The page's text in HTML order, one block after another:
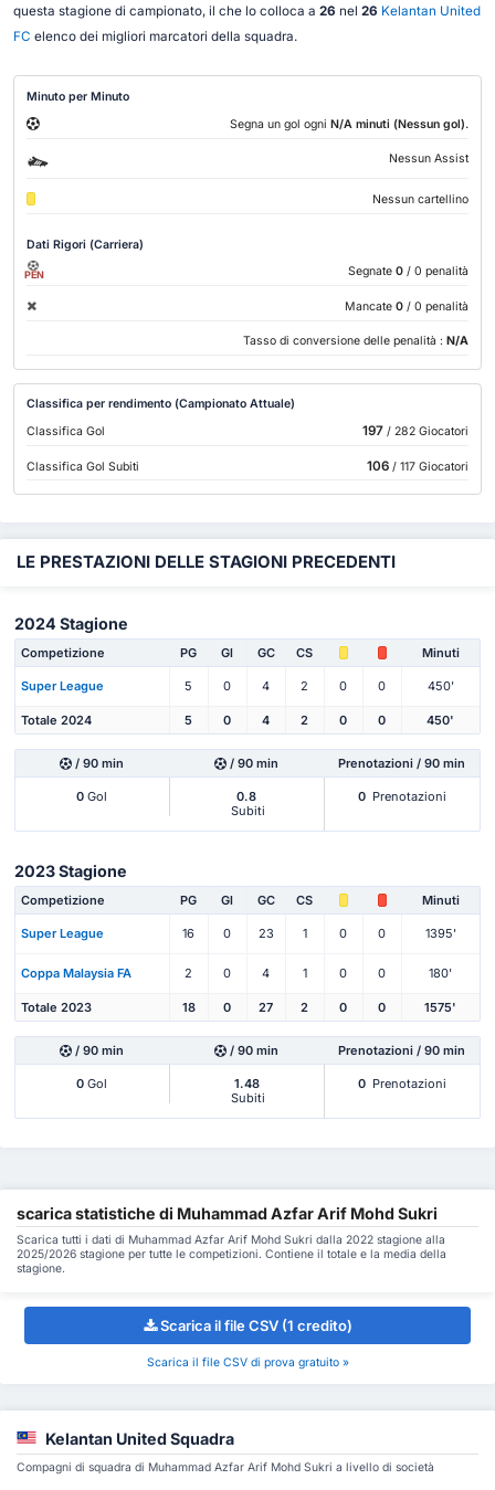
questa stagione di campionato, il che lo colloca a 26 nel 26 Kelantan United
FC elenco dei migliori marcatori della squadra.
Minuto per Minuto
Segna un gol ogni N/A minuti (Nessun gol).
Nessun Assist
Nessun cartellino
Dati Rigori (Carriera)
PEN Segnate 0 / 0 penalità
Mancate 0 / 0 penalità
Tasso di conversione delle penalità : N/A
Classifica per rendimento (Campionato Attuale)
Classifica Gol
197/ 282 Giocatori
Classifica Gol Subiti 106/ 117 Giocatori
LE PRESTAZIONI DELLE STAGIONI PRECEDENTI
2024 Stagione
Competizione PG Gl GC CS Minuti
Super League 5 0 4 2 0 0 450'
Totale 2024 5 0 4 2 0 0 450'
/ 90 min / 90 min Prenotazioni / 90 min
0 Gol
0.8
Subiti
0 Prenotazioni
2023 Stagione
Competizione PG Gl GC CS Minuti
Super League 16 0 23 1 0 0 1395'
Coppa Malaysia FA 2 0 4 1 0 0 180'
Totale 2023 18 0 27 2 0 0 1575'
/ 90 min / 90 min Prenotazioni / 90 min
0 Gol
1.48
Subiti
0 Prenotazioni
scarica statistiche di Muhammad Azfar Arif Mohd Sukri
Scarica tutti i dati di Muhammad Azfar Arif Mohd Sukri dalla 2022 stagione alla
2025/2026 stagione per tutte le competizioni. Contiene il totale e la media della
stagione.
Scarica il file CSV (1 credito)
Scarica il file CSV di prova gratuito »
Kelantan United Squadra
Compagni di squadra di Muhammad Azfar Arif Mohd Sukri a livello di società